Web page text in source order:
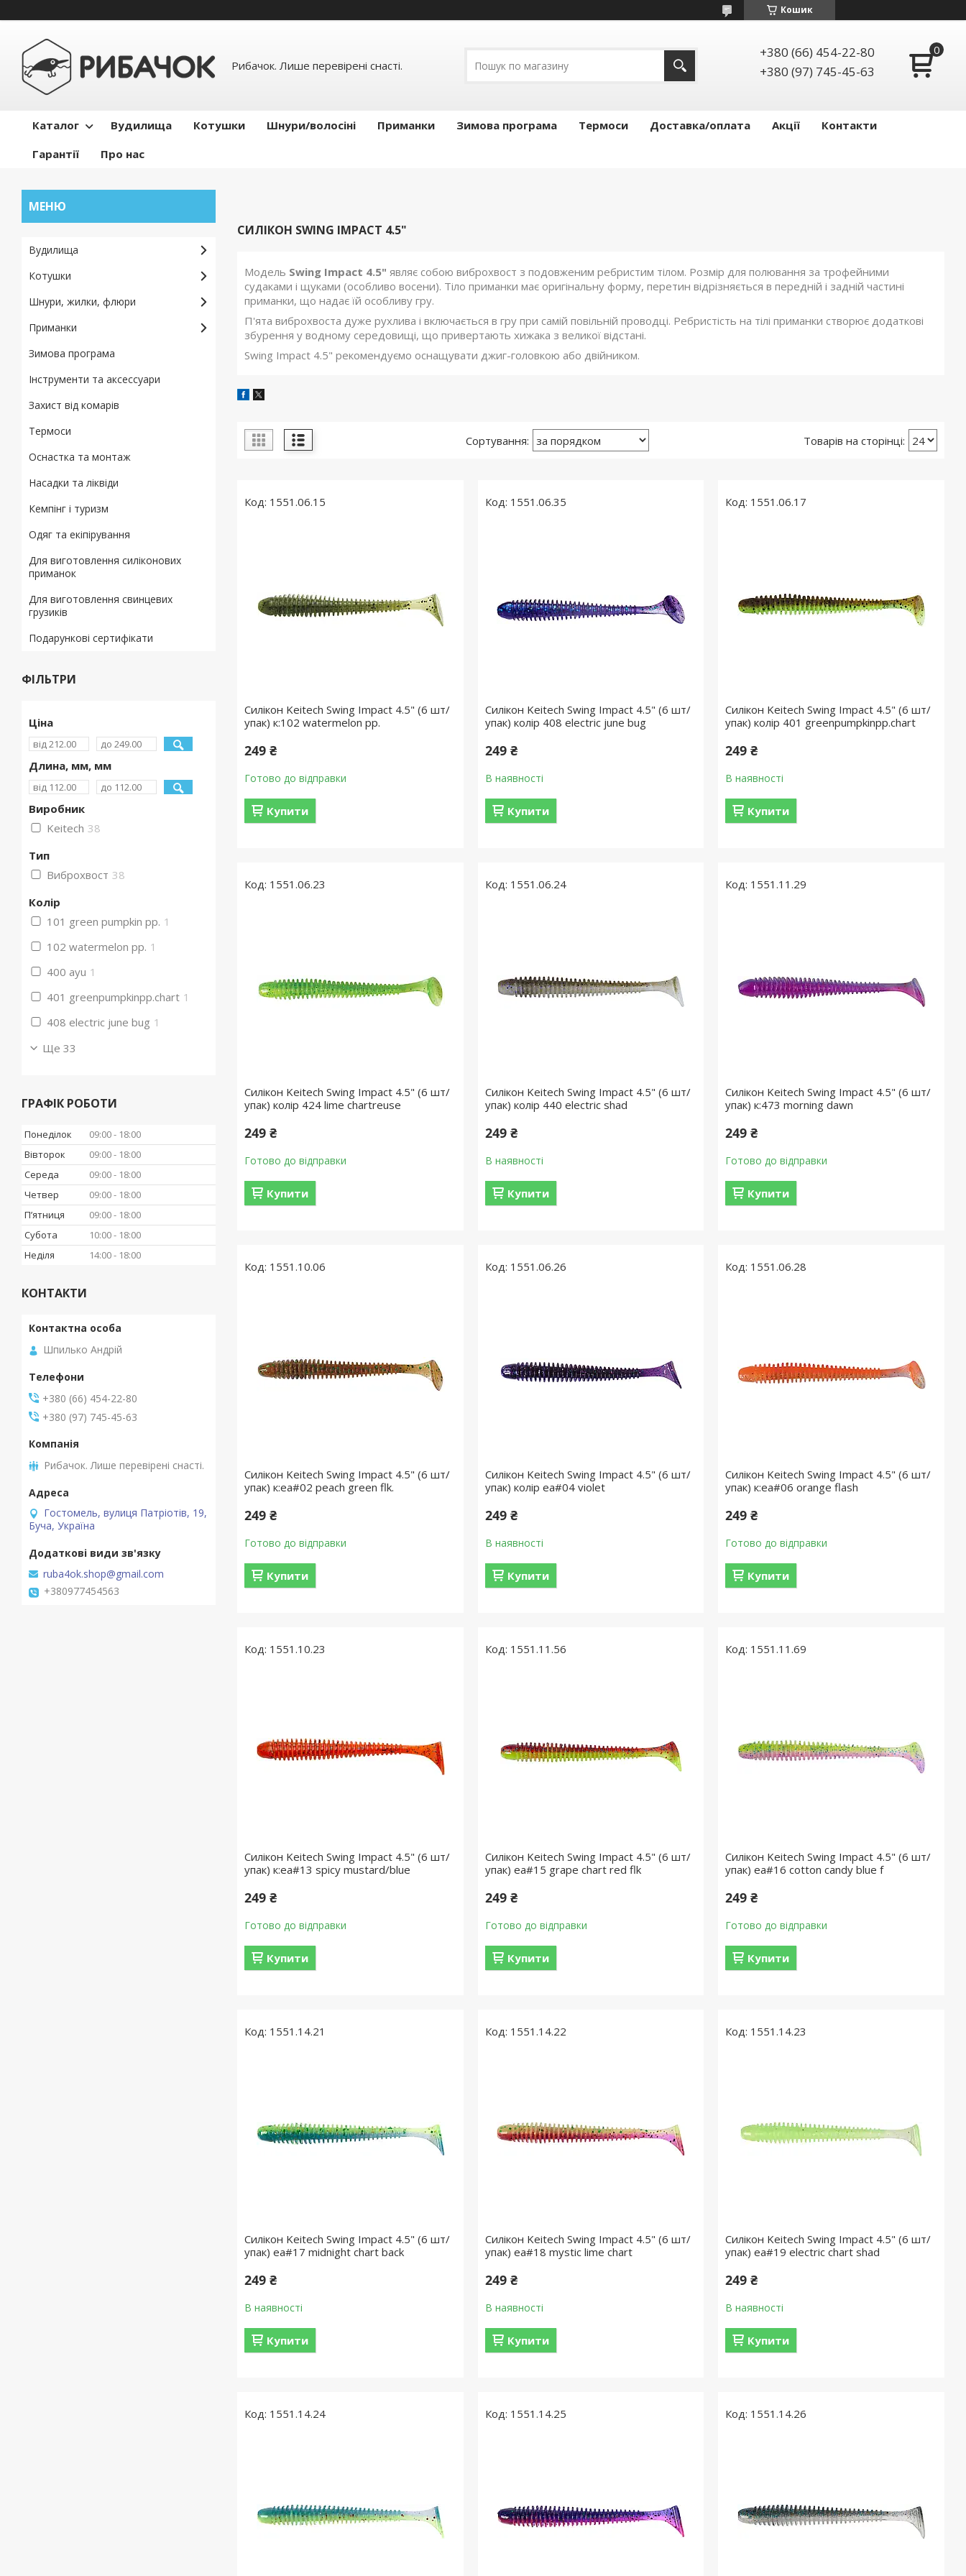
Кошик
Рибачок. Лише перевірені снасті.
+380 (66) 454-22-80
+380 (97) 745-45-63
Каталог Вудилища Котушки Шнури/волосіні Приманки Зимова програма Термоси Доставка/оплата Акції
Контакти
Гарантії
Про нас
СИЛІКОН SWING IMPACT 4.5"
Модель Swing Impact 4.5" являє собою виброхвост з подовженим ребристим тілом. Розмір для полювання за трофейними
судаками і щуками (особливо восени). Тіло приманки має оригінальну форму, перетин відрізняється в передній і задній частині
приманки, що надає їй особливу гру.
П'ята виброхвоста дуже рухлива і включається в гру при самій повільній проводці. Ребристість на тілі приманки створює додаткові
збурення у водному середовищі, що привертають хижака з великої відстані.
Swing Impact 4.5" рекомендуємо оснащувати джиг-головкою або двійником.
1551.06.15
Силікон Keitech Swing Impact 4.5" (6 шт/
упак) к:102 watermelon pp.
249 ₴
Готово до відправки
Купити
1551.06.35
Силікон Keitech Swing Impact 4.5" (6 шт/
упак) колір 408 electric june bug
249 ₴
В наявності
Купити
1551.06.17
Силікон Keitech Swing Impact 4.5" (6 шт/
упак) колір 401 greenpumpkinpp.chart
249 ₴
В наявності
Купити
1551.06.23
Силікон Keitech Swing Impact 4.5" (6 шт/
упак) колір 424 lime chartreuse
249 ₴
Готово до відправки
Купити
1551.06.24
Силікон Keitech Swing Impact 4.5" (6 шт/
упак) колір 440 electric shad
249 ₴
В наявності
Купити
1551.11.29
Силікон Keitech Swing Impact 4.5" (6 шт/
упак) к:473 morning dawn
249 ₴
Готово до відправки
Купити
1551.10.06
Силікон Keitech Swing Impact 4.5" (6 шт/
упак) к:ea#02 peach green flk.
249 ₴
Готово до відправки
Купити
1551.06.26
Силікон Keitech Swing Impact 4.5" (6 шт/
упак) колір ea#04 violet
249 ₴
В наявності
Купити
1551.06.28
Силікон Keitech Swing Impact 4.5" (6 шт/
упак) к:ea#06 orange flash
249 ₴
Готово до відправки
Купити
1551.10.23
Силікон Keitech Swing Impact 4.5" (6 шт/
упак) к:ea#13 spicy mustard/blue
249 ₴
Готово до відправки
Купити
1551.11.56
Силікон Keitech Swing Impact 4.5" (6 шт/
упак) ea#15 grape chart red flk
249 ₴
Готово до відправки
Купити
1551.11.69
Силікон Keitech Swing Impact 4.5" (6 шт/
упак) ea#16 cotton candy blue f
249 ₴
Готово до відправки
Купити
1551.14.21
Силікон Keitech Swing Impact 4.5" (6 шт/
упак) ea#17 midnight chart back
249 ₴
В наявності
Купити
1551.14.22
Силікон Keitech Swing Impact 4.5" (6 шт/
упак) ea#18 mystic lime chart
249 ₴
В наявності
Купити
1551.14.23
Силікон Keitech Swing Impact 4.5" (6 шт/
упак) ea#19 electric chart shad
249 ₴
В наявності
Купити
1551.14.24 1551.14.25 1551.14.26
Вудилища
Котушки
Шнури, жилки, флюри
Приманки
Зимова програма
Інструменти та аксессуари
Захист від комарів
Термоси
Оснастка та монтаж
Насадки та ліквіди
Кемпінг і туризм
Одяг та екіпірування
Для виготовлення силіконових
приманок
Для виготовлення свинцевих
грузиків
Подарункові сертифікати
ФІЛЬТРИ
Ціна
Длина, мм, мм
Виробник
Keitech 38
Тип
Виброхвост 38
Колір
101 green pumpkin pp. 1
102 watermelon pp. 1
400 ayu 1
401 greenpumpkinpp.chart 1
408 electric june bug 1
Ще 33
ГРАФІК РОБОТИ
Понеділок 09:00
18:00
Вівторок
09:00
18:00
Середа
09:00
18:00
Четвер
09:00
18:00
Пʼятниця
09:00
18:00
Субота
10:00
18:00
Неділя
14:00 18:00
КОНТАКТИ
Шпилько Андрій
+380 (66) 454-22-80
+380 (97) 745-45-63
Рибачок. Лише перевірені снасті.
Гостомель, вулиця Патріотів, 19,
Буча, Україна
ruba4ok.shop@gmail.com
+380977454563